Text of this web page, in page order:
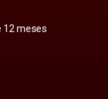
12 meses